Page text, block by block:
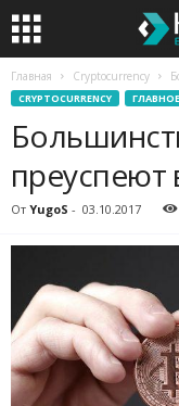
Главная Cryptocurrency
CRYPTOCURRENCY ГЛАВНОЕ
преуспеют
От YugoS - 03.10.2017